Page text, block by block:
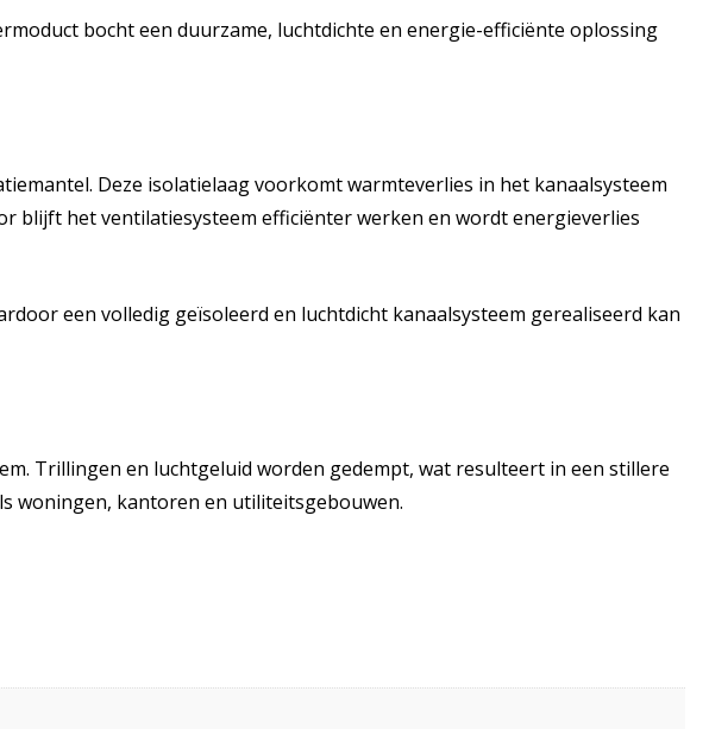
bocht een duurzame, luchtdichte en energie-efficiënte oplossing
Deze isolatielaag voorkomt warmteverlies in het kanaalsysteem
blijft het ventilatiesysteem efficiënter werken en wordt energieverlies
een volledig geïsoleerd en luchtdicht kanaalsysteem gerealiseerd kan
Trillingen en luchtgeluid worden gedempt, wat resulteert in een stillere
woningen, kantoren en utiliteitsgebouwen.